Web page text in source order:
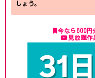
しょう。
今なら600円
見放題作